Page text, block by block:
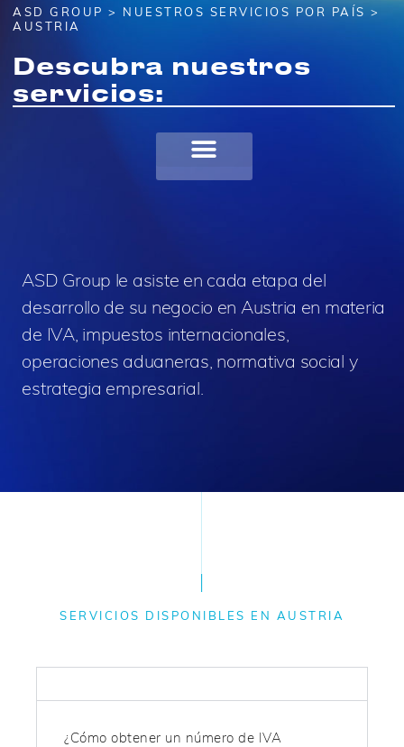
ASD GROUP > NUESTROS SERVICIOS POR PAÍS >
AUSTRIA
Descubra nuestros
servicios:
ASD Group le asiste en cada etapa del
desarrollo de su negocio en Austria en materia
de IVA, impuestos internacionales,
operaciones aduaneras, normativa social y
estrategia empresarial.
SERVICIOS DISPONIBLES EN AUSTRIA
¿Cómo obtener un número de IVA